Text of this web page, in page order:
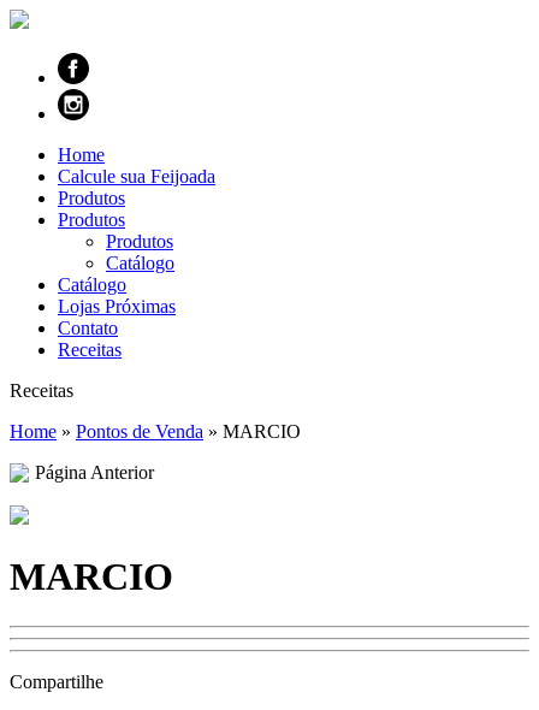
Home
Calcule sua Feijoada
Produtos
Produtos
Produtos
Catálogo
Catálogo
Lojas Próximas
Contato
Receitas
Receitas
Home » Pontos de Venda » MARCIO
Página Anterior
MARCIO
Compartilhe